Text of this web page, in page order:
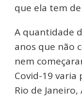
que ela tem
A quantidade
anos que não
nem
Covid-19
Rio de